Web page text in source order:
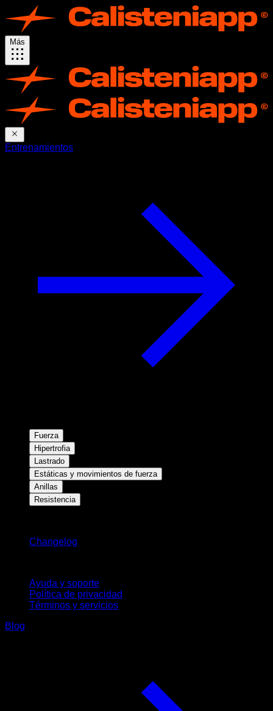
Más
Entrenamientos
Fuerza
Hipertrofia
Lastrado
Estáticas y movimientos de fuerza
Anillas
Resistencia
Changelog
Ayuda y soporte
Política de privacidad
Términos y servicios
Blog